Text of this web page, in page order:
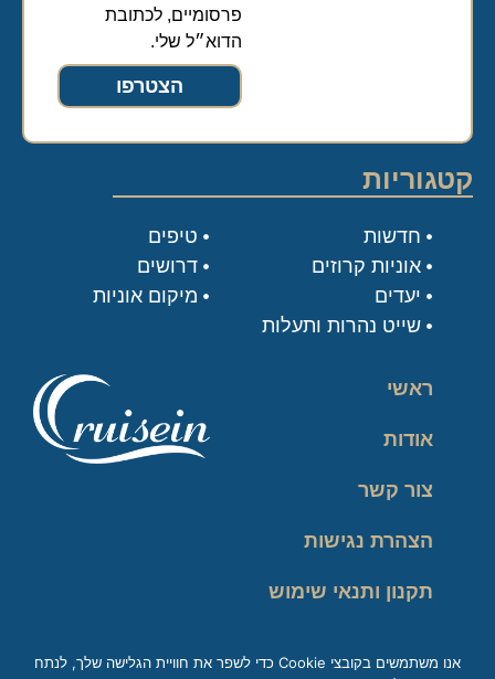
פרסומיים, לכתובת
הדוא״ל שלי.
הצטרפו
ראשי
אודות
צור קשר
הצהרת נגישות
תקנון ותנאי שימוש
קטגוריות
טיפים
דרושים
מיקום אוניות
חדשות
אוניות קרוזים
יעדים
שייט נהרות ותעלות
אנו משתמשים בקובצי Cookie כדי לשפר את חוויית הגלישה שלך, לנתח